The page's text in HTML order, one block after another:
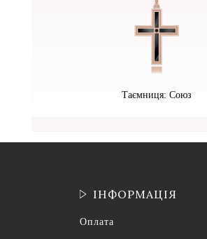
Таємниця: Союз
ІНФОРМАЦІЯ
Оплата